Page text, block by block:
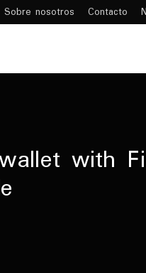
Sobre nosotros Contacto
with